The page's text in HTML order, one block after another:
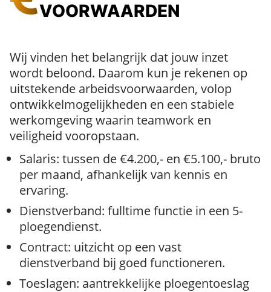
VOORWAARDEN
Wij vinden het belangrijk dat jouw inzet
wordt beloond. Daarom kun je rekenen op
uitstekende arbeidsvoorwaarden, volop
ontwikkelmogelijkheden en een stabiele
werkomgeving waarin teamwork en
veiligheid vooropstaan.
Salaris: tussen de €4.200,- en €5.100,- bruto
per maand, afhankelijk van kennis en
ervaring.
Dienstverband: fulltime functie in een 5-
ploegendienst.
Contract: uitzicht op een vast
dienstverband bij goed functioneren.
Toeslagen: aantrekkelijke ploegentoeslag